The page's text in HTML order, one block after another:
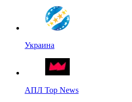
Украина
АПЛ Top News